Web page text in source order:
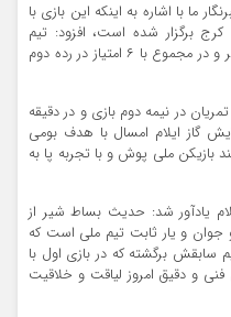
ما با اشاره به اینکه این بازی با
کرج برگزار شده است، افزود: تیم
فوتبال بانوان ایلام با کسب سه امتیاز دیگر و در مجموع با ۶ امتیاز در رده دوم
در نیمه دوم بازی و در دقیقه
گاز ایلام امسال با هدف بومی
بازیکن ملی پوش و با تجربه پا به
یادآور شد: حدیث بساط شیر از
و یار ثابت تیم ملی است که
سابقش برگشته که در بازی اول با
و دقیق امروز لیاقت و خلاقیت